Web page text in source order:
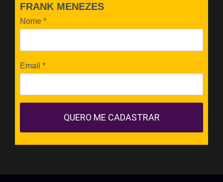
FRANK MENEZES
Nome *
Email *
QUERO ME CADASTRAR